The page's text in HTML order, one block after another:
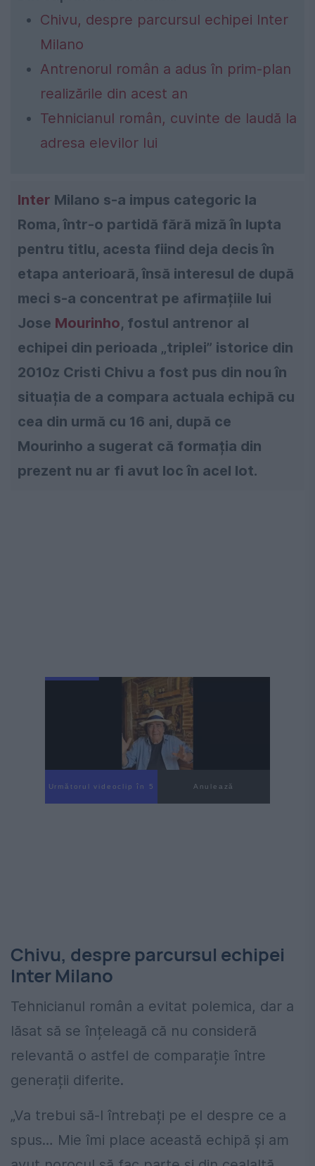
Chivu, despre parcursul echipei Inter
Milano
Antrenorul român a adus în prim-plan
realizările din acest an
Tehnicianul român, cuvinte de laudă la
adresa elevilor lui
Inter Milano s-a impus categoric la
Roma, într-o partidă fără miză în lupta
pentru titlu, acesta fiind deja decis în
etapa anterioară, însă interesul de după
meci s-a concentrat pe afirmațiile lui
Jose Mourinho, fostul antrenor al
echipei din perioada „triplei” istorice din
2010z Cristi Chivu a fost pus din nou în
situația de a compara actuala echipă cu
cea din urmă cu 16 ani, după ce
Mourinho a sugerat că formația din
prezent nu ar fi avut loc în acel lot.
Următorul videoclip în 4 Anulează
Chivu, despre parcursul echipei
Inter Milano
Tehnicianul român a evitat polemica, dar a
lăsat să se înțeleagă că nu consideră
relevantă o astfel de comparație între
generații diferite.
„Va trebui să-l întrebați pe el despre ce a
spus… Mie îmi place această echipă și am